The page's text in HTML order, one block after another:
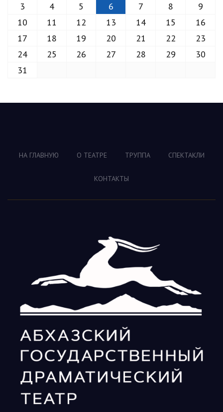
3
4 5 6 7 8
9
10
11 12 13 14 15
16
17
18 19 20 21 22
23
24
25 26 27 28 29
30
31
НА ГЛАВНУЮ О ТЕАТРЕ ТРУППА СПЕКТАКЛИ
КОНТАКТЫ